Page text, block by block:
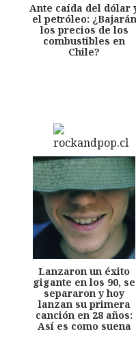
Ante caída del dólar
el petróleo: ¿Bajarán
los precios de los
combustibles en
Chile?
Lanzaron un éxito
gigante en los 90, se
separaron y hoy
lanzan su primera
canción en 28 años:
Así es como suena